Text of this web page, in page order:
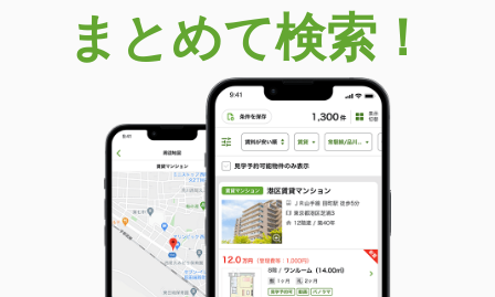
まとめて検索！